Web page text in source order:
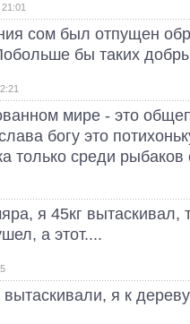
сом был отпущен
бы таких
мире - это
богу это
только среди рыбаков
я 45кг вытаскивал,
а этот....
я к